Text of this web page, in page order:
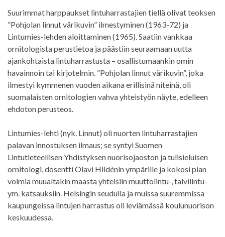
Suurimmat harppaukset lintuharrastajien tiellä olivat teoksen
”Pohjolan linnut värikuvin” ilmestyminen (1963-72) ja
Lintumies-lehden aloittaminen (1965). Saatiin vankkaa
ornitologista perustietoa ja päästiin seuraamaan uutta
ajankohtaista lintuharrastusta – osallistumaankin omin
havainnoin tai kirjotelmin. ”Pohjolan linnut värikuvin”, joka
ilmestyi kymmenen vuoden aikana erillisinä niteinä, oli
suomalaisten ornitologien vahva yhteistyön näyte, edelleen
ehdoton perusteos.
Lintumies-lehti (nyk. Linnut) oli nuorten lintuharrastajien
palavan innostuksen ilmaus; se syntyi Suomen
Lintutieteellisen Yhdistyksen nuorisojaoston ja tulisieluisen
ornitologi, dosentti Olavi Hildénin ympärille ja kokosi pian
voimia muualtakin maasta yhteisiin muuttolintu-, talvilintu-
ym. katsauksiin. Helsingin seudulla ja muissa suuremmissa
kaupungeissa lintujen harrastus oli leviämässä koulunuorison
keskuudessa.